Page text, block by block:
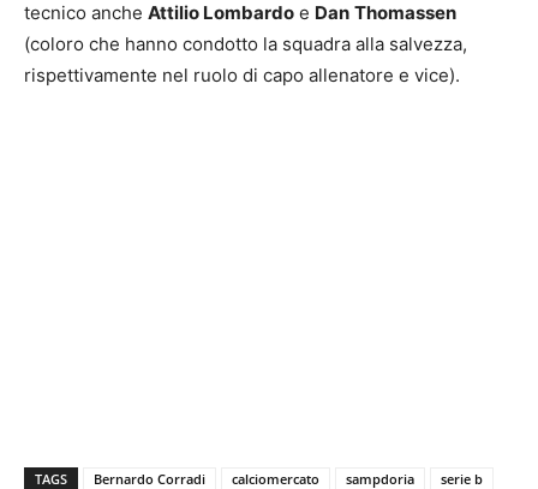
tecnico anche Attilio Lombardo e Dan Thomassen
(coloro che hanno condotto la squadra alla salvezza,
rispettivamente nel ruolo di capo allenatore e vice).
TAGS Bernardo Corradi calciomercato sampdoria serie b